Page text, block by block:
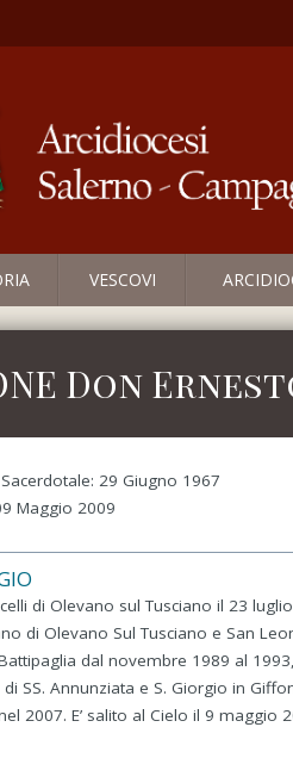
VESCOVI
Don
29 Giugno 1967
Maggio 2009
di Olevano sul Tusciano il 23
di Olevano Sul Tusciano e San
dal novembre 1989 al
di SS. Annunziata e S. Giorgio in
2007. E’ salito al Cielo il 9 maggio